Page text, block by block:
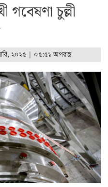
গবেষণা চুল্লী
২০২৫ | ০৫:৫১ অপরাহ্ণ